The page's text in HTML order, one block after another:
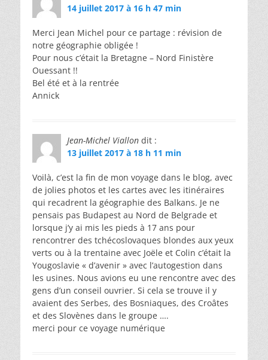
14 juillet 2017 à 16 h 47 min
Merci Jean Michel pour ce partage : révision de
notre géographie obligée !
Pour nous c’était la Bretagne – Nord Finistère
Ouessant !!
Bel été et à la rentrée
Annick
Jean-Michel Viallon dit :
13 juillet 2017 à 18 h 11 min
Voilà, c’est la fin de mon voyage dans le blog, avec
de jolies photos et les cartes avec les itinéraires
qui recadrent la géographie des Balkans. Je ne
pensais pas Budapest au Nord de Belgrade et
lorsque j’y ai mis les pieds à 17 ans pour
rencontrer des tchécoslovaques blondes aux yeux
verts ou à la trentaine avec Joële et Colin c’était la
Yougoslavie « d’avenir » avec l’autogestion dans
les usines. Nous avions eu une rencontre avec des
gens d’un conseil ouvrier. Si cela se trouve il y
avaient des Serbes, des Bosniaques, des Croâtes
et des Slovènes dans le groupe ….
merci pour ce voyage numérique